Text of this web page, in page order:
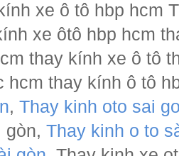
xe ô tô hbp hcm
xe ôtô hbp hcm
thay kính xe ô tô
hcm thay kính ô tô
, Thay kinh oto sai
gòn, Thay kinh o to